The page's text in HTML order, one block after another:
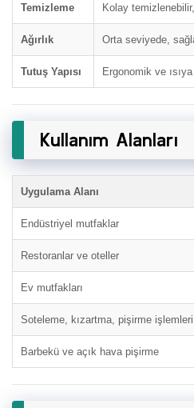
Temizleme Kolay
Ağırlık Orta seviyede,
Tutuş Yapısı Ergonomik ve
Kullanım Alanları
Uygulama Alanı
Endüstriyel mutfaklar
Restoranlar ve oteller
Ev mutfakları
Soteleme, kızartma, pişirme işlemleri
Barbekü ve açık hava pişirme